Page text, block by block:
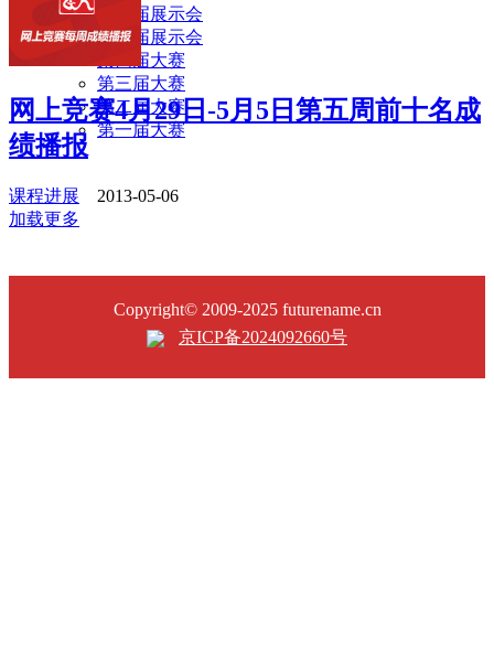
第六届展示会
第五届展示会
第四届大赛
第三届大赛
第二届大赛
第一届大赛
网上竞赛4月29日-5月5日第五周前十名成
绩播报
课程进展 2013-05-06
加载更多
Copyright© 2009-2025 futurename.cn
京ICP备2024092660号